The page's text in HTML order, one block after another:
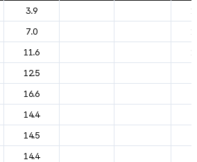
날씨, 기온, 강수, 바람, 기압등을 안내한 표입
3.9
7.0
11.6
12.5
16.6
14.4
14.5
14.4